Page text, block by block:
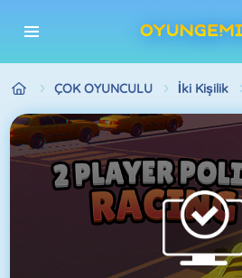
ÇOK OYUNCULU İki Kişilik